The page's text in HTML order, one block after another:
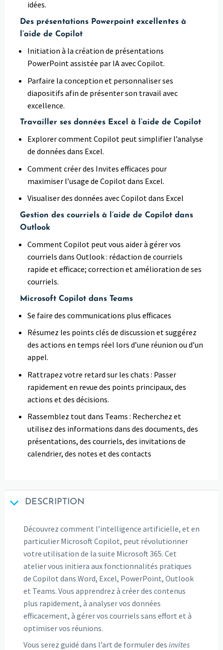
idées.
Des présentations Powerpoint excellentes à
l’aide de Copilot
Initiation à la création de présentations
PowerPoint assistée par IA avec Copilot.
Parfaire la conception et personnaliser ses
diapositifs afin de présenter son travail avec
excellence.
Travailler ses données Excel à l’aide de Copilot
Explorer comment Copilot peut simplifier l’analyse
de données dans Excel.
Comment créer des Invites efficaces pour
maximiser l’usage de Copilot dans Excel.
Visualiser des données avec Copilot dans Excel
Gestion des courriels à l’aide de Copilot dans
Outlook
Comment Copilot peut vous aider à gérer vos
courriels dans Outlook : rédaction de courriels
rapide et efficace; correction et amélioration de ses
courriels.
Microsoft Copilot dans Teams
Se faire des communications plus efficaces
Résumez les points clés de discussion et suggérez
des actions en temps réel lors d’une réunion ou d’un
appel.
Rattrapez votre retard sur les chats : Passer
rapidement en revue des points principaux, des
actions et des décisions.
Rassemblez tout dans Teams : Recherchez et
utilisez des informations dans des documents, des
présentations, des courriels, des invitations de
calendrier, des notes et des contacts
DESCRIPTION
Découvrez comment l’intelligence artificielle, et en
particulier Microsoft Copilot, peut révolutionner
votre utilisation de la suite Microsoft 365. Cet
atelier vous initiera aux fonctionnalités pratiques
de Copilot dans Word, Excel, PowerPoint, Outlook
et Teams. Vous apprendrez à créer des contenus
plus rapidement, à analyser vos données
efficacement, à gérer vos courriels sans effort et à
optimiser vos réunions.
Vous serez guidé dans l’art de formuler des invites